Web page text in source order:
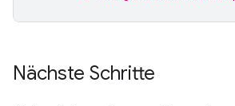
Nächste Schritte